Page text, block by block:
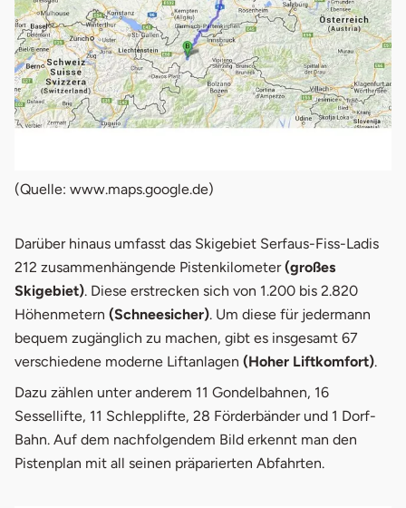
(Quelle: www.maps.google.de)
Darüber hinaus umfasst das Skigebiet Serfaus-Fiss-Ladis
212 zusammenhängende Pistenkilometer(großes
Skigebiet). Diese erstrecken sich von 1.200 bis 2.820
Höhenmetern (Schneesicher). Um diese für jedermann
bequem zugänglich zu machen, gibt es insgesamt 67
verschiedene moderne Liftanlagen (Hoher Liftkomfort).
Dazu zählen unter anderem 11 Gondelbahnen, 16
Sessellifte, 11 Schlepplifte, 28 Förderbänder und 1 Dorf-
Bahn. Auf dem nachfolgendem Bild erkennt man den
Pistenplan mit all seinen präparierten Abfahrten.